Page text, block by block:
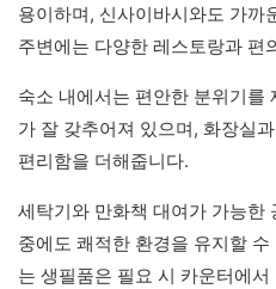
용이하며, 신사이바시와도 가까
주변에는 다양한 레스토랑과 편
숙소 내에서는 편안한 분위기를
가 잘 갖추어져 있으며, 화장실
편리함을 더해줍니다.
세탁기와 만화책 대여가 가능한
중에도 쾌적한 환경을 유지할
는 생필품은 필요 시 카운터에